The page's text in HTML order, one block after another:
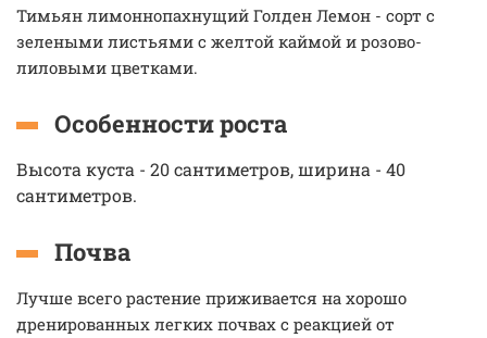
Тимьян лимоннопахнущий Голден Лемон - сорт с
зелеными листьями с желтой каймой и розово-
лиловыми цветками.
Особенности роста
Высота куста - 20 сантиметров, ширина - 40
сантиметров.
Почва
Лучше всего растение приживается на хорошо
дренированных легких почвах с реакцией от